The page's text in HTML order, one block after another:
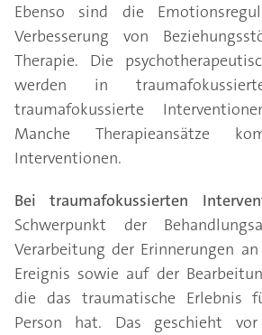
Ebenso sind die
Verbesserung von
Therapie. Die
werden in
traumafokussierte
Manche Therapieansätze
Interventionen.
Bei traumafokussierten
Schwerpunkt der
Verarbeitung der Erinnerungen
Ereignis sowie auf der
die das traumatische Erlebnis
Person hat. Das geschieht